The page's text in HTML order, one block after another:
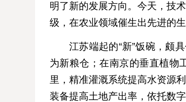
明了新的发展方向。今天，技
级，在农业领域催生出先进的
江苏端起的“新”饭碗，颇
为新粮仓；在南京的垂直植物
里，精准灌溉系统提高水资源
装备提高土地产出率，依托数